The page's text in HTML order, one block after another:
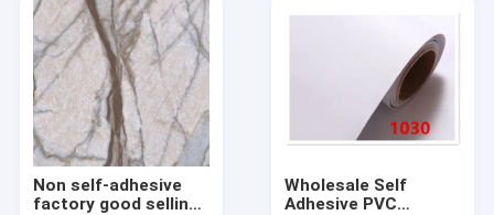
Non self-adhesive
factory good selling
Wholesale Self
Adhesive PVC